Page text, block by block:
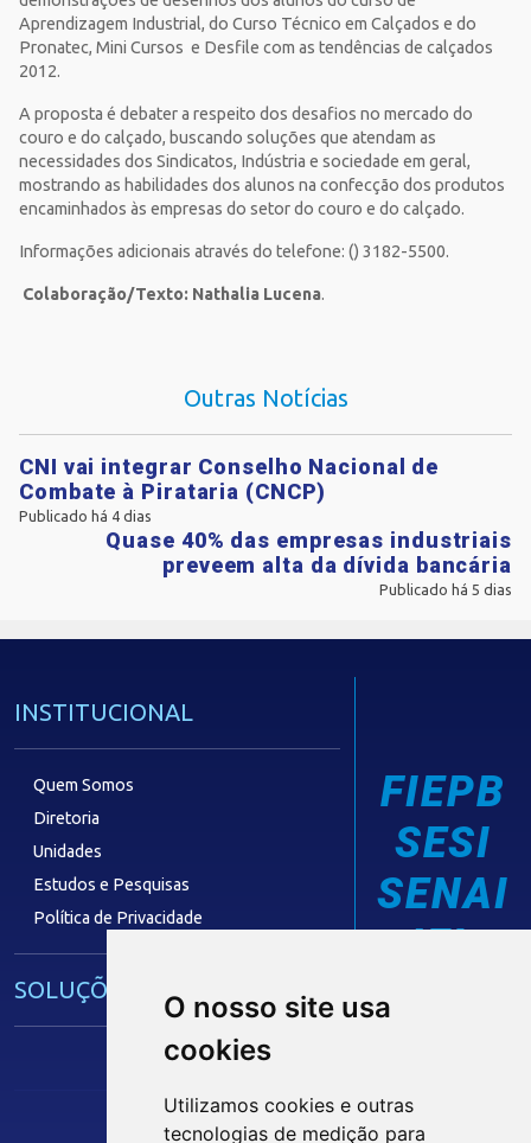
O nosso site usa
cookies
Utilizamos cookies e outras
tecnologias de medição para
Aprendizagem Industrial, do Curso Técnico em Calçados e do
Pronatec, Mini Cursos e Desfile com as tendências de calçados
2012.
A proposta é debater a respeito dos desafios no mercado do
couro e do calçado, buscando soluções que atendam as
necessidades dos Sindicatos, Indústria e sociedade em geral,
mostrando as habilidades dos alunos na confecção dos produtos
encaminhados às empresas do setor do couro e do calçado.
Informações adicionais através do telefone: () 3182-5500.
Colaboração/Texto: Nathalia Lucena.
Outras Notícias
CNI vai integrar Conselho Nacional de
Combate à Pirataria (CNCP)
Publicado há 4 dias
Quase 40% das empresas industriais
preveem alta da dívida bancária
Publicado há 5 dias
INSTITUCIONAL
Quem Somos
Diretoria
Unidades
Estudos e Pesquisas
Política de Privacidade
SOLUÇÕES E SERVIÇOS
Núcleo de Acesso ao Crédito
Centro Internacional de Negócios -
FIEPB
SESI
SENAI
IEL